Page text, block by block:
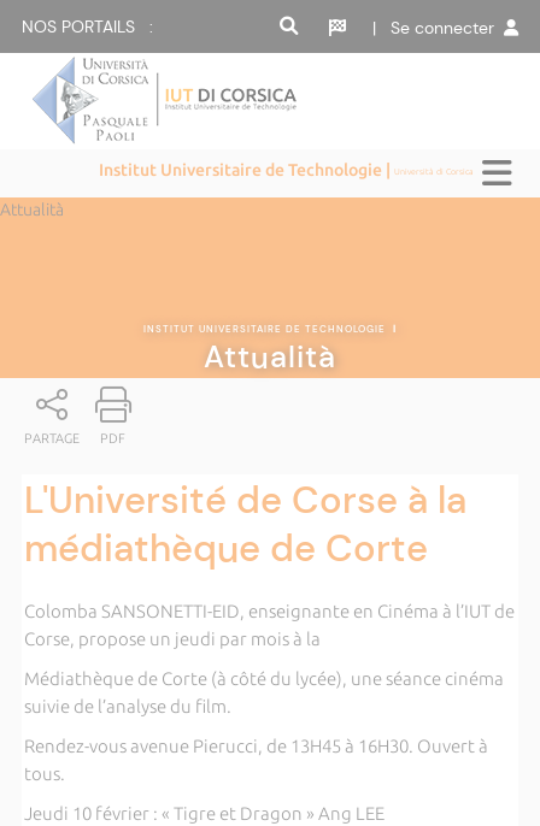
NOS PORTAILS : | Se connecter
Institut Universitaire de Technologie |Università di Corsica
Attualità
INSTITUT UNIVERSITAIRE DE TECHNOLOGIE |
Attualità
PARTAGE PDF
L'Université de Corse à la
médiathèque de Corte
Colomba SANSONETTI-EID, enseignante en Cinéma à l’IUT de
Corse, propose un jeudi par mois à la
Médiathèque de Corte (à côté du lycée), une séance cinéma
suivie de l’analyse du film.
Rendez-vous avenue Pierucci, de 13H45 à 16H30. Ouvert à
tous.
Jeudi 10 février : « Tigre et Dragon » Ang LEE